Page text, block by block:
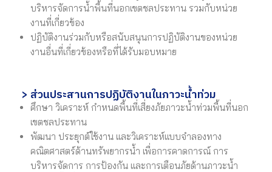
บริหารจัดการน้ำพื้นที่นอกเขตชลประทาน รวมกับหน่วย
งานที่เกี่ยวข้อง
ปฏิบัติงานร่วมกับหรือสนับสนุนการปฏิบัติงานของหน่วย
งานอื่นที่เกี่ยวข้องหรือที่ได้รับมอบหมาย
> ส่วนประสานการปฏิบัติงานในภาวะน้ำท่วม
ศึกษา วิเคราะห์ กำหนดพื้นที่เสี่ยงภัยภาวะน้ำท่วมพื้นที่นอก
เขตชลประทาน
พัฒนา ประยุกต์ใช้งาน และวิเคราะห์แบบจำลองทาง
คณิตศาสตร์ด้านทรัพยากรน้ำ เพื่อการคาดการณ์ การ
บริหารจัดการ การป้องกัน และการเตือนภัยด้านภาวะน้ำ